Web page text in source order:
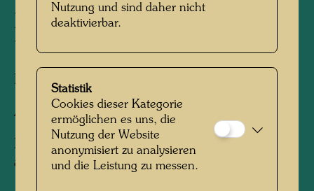
BREGENZER FESTSPIEL-
UND KONGRESSHAUS
Fotoübermalung,
Architekturkonzept
Konzept für architektonische Veränderungen
auf Einladung von Harald Kloser, Dornbirn
Nutzung und sind daher nicht
deaktivierbar.
Statistik
Cookies dieser Kategorie
ermöglichen es uns, die
Nutzung der Website
anonymisiert zu analysieren
und die Leistung zu messen.